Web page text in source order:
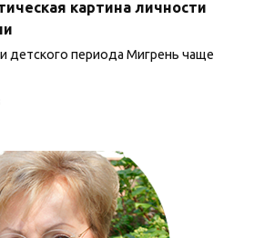
картина личности
детского периода Мигрень чаще